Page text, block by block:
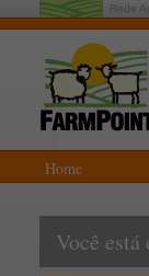
Rede
Home
Você está